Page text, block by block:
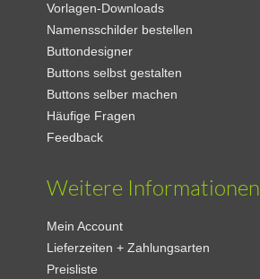
Vorlagen-Downloads
Namensschilder bestellen
Buttondesigner
Buttons selbst gestalten
Buttons selber machen
Häufige Fragen
Feedback
Weitere Informationen
Mein Account
Lieferzeiten + Zahlungsarten
Preisliste